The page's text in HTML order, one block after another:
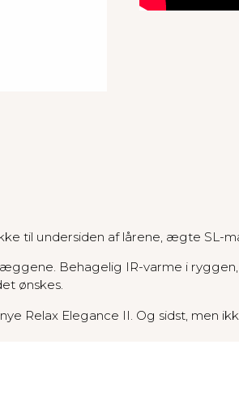
til undersiden af lårene, ægte SL-
Behagelig IR-varme i
ønskes.
Relax Elegance II. Og sidst, men